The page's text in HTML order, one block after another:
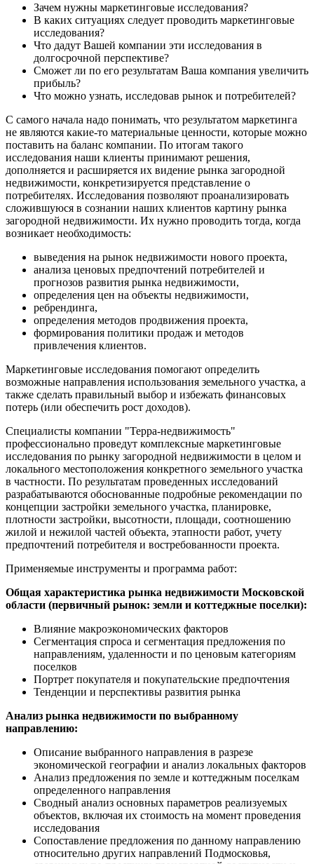
Зачем нужны маркетинговые исследования?
В каких ситуациях следует проводить маркетинговые
исследования?
Что дадут Вашей компании эти исследования в
долгосрочной перспективе?
Сможет ли по его результатам Ваша компания увеличить
прибыль?
Что можно узнать, исследовав рынок и потребителей?
С самого начала надо понимать, что результатом маркетинга
не являются какие-то материальные ценности, которые можно
поставить на баланс компании. По итогам такого
исследования наши клиенты принимают решения,
дополняется и расширяется их видение рынка загородной
недвижимости, конкретизируется представление о
потребителях. Исследования позволяют проанализировать
сложившуюся в сознании наших клиентов картину рынка
загородной недвижимости. Их нужно проводить тогда, когда
возникает необходимость:
выведения на рынок недвижимости нового проекта,
анализа ценовых предпочтений потребителей и
прогнозов развития рынка недвижимости,
определения цен на объекты недвижимости,
ребрендинга,
определения методов продвижения проекта,
формирования политики продаж и методов
привлечения клиентов.
Маркетинговые исследования помогают определить
возможные направления использования земельного участка, а
также сделать правильный выбор и избежать финансовых
потерь (или обеспечить рост доходов).
Специалисты компании "Терра-недвижимость"
профессионально проведут комплексные маркетинговые
исследования по рынку загородной недвижимости в целом и
локального местоположения конкретного земельного участка
в частности. По результатам проведенных исследований
разрабатываются обоснованные подробные рекомендации по
концепции застройки земельного участка, планировке,
плотности застройки, высотности, площади, соотношению
жилой и нежилой частей объекта, этапности работ, учету
предпочтений потребителя и востребованности проекта.
Применяемые инструменты и программа работ:
Общая характеристика рынка недвижимости Московской
области (первичный рынок: земли и коттеджные поселки):
Влияние макроэкономических факторов
Сегментация спроса и сегментация предложения по
направлениям, удаленности и по ценовым категориям
поселков
Портрет покупателя и покупательские предпочтения
Тенденции и перспективы развития рынка
Анализ рынка недвижимости по выбранному
направлению:
Описание выбранного направления в разрезе
экономической географии и анализ локальных факторов
Анализ предложения по земле и коттеджным поселкам
определенного направления
Сводный анализ основных параметров реализуемых
объектов, включая их стоимость на момент проведения
исследования
Сопоставление предложения по данному направлению
относительно других направлений Подмосковья,